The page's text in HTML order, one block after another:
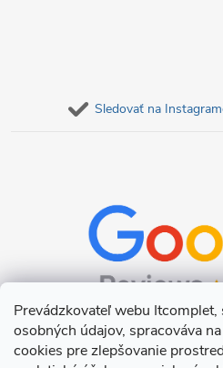
Prevádzkovateľ webu Itcomplet,
osobných údajov, spracováva
cookies pre zlepšovanie
Sledovať na